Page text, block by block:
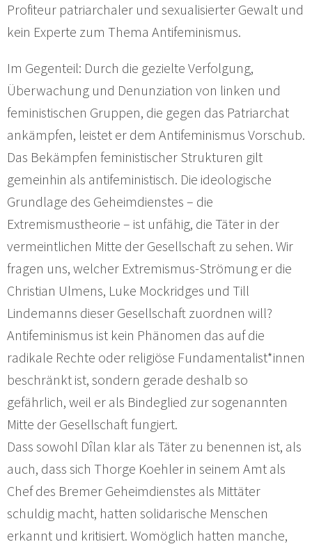
Profiteur patriarchaler und sexualisierter Gewalt und
kein Experte zum Thema Antifeminismus.
Im Gegenteil: Durch die gezielte Verfolgung,
Überwachung und Denunziation von linken und
feministischen Gruppen, die gegen das Patriarchat
ankämpfen, leistet er dem Antifeminismus Vorschub.
Das Bekämpfen feministischer Strukturen gilt
gemeinhin als antifeministisch. Die ideologische
Grundlage des Geheimdienstes – die
Extremismustheorie – ist unfähig, die Täter in der
vermeintlichen Mitte der Gesellschaft zu sehen. Wir
fragen uns, welcher Extremismus-Strömung er die
Christian Ulmens, Luke Mockridges und Till
Lindemanns dieser Gesellschaft zuordnen will?
Antifeminismus ist kein Phänomen das auf die
radikale Rechte oder religiöse Fundamentalist*innen
beschränkt ist, sondern gerade deshalb so
gefährlich, weil er als Bindeglied zur sogenannten
Mitte der Gesellschaft fungiert.
Dass sowohl Dîlan klar als Täter zu benennen ist, als
auch, dass sich Thorge Koehler in seinem Amt als
Chef des Bremer Geheimdienstes als Mittäter
schuldig macht, hatten solidarische Menschen
erkannt und kritisiert. Womöglich hatten manche,